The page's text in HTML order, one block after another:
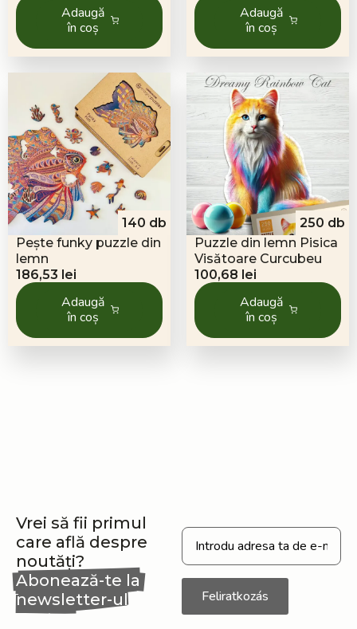
Adaugă
în coș
Adaugă
în coș
140 db
Pește funky puzzle din
lemn
186,53 lei
Adaugă
în coș
250 db
Puzzle din lemn Pisica
Visătoare Curcubeu
100,68 lei
Adaugă
în coș
Vrei să fii primul
care află despre
noutăți?
Abonează-te la
newsletter-ul
nostru
Feliratkozás